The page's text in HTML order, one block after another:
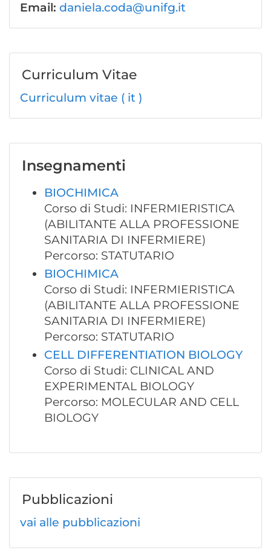
Email: daniela.coda@unifg.it
Curriculum Vitae
Curriculum vitae ( it )
Insegnamenti
BIOCHIMICA
Corso di Studi: INFERMIERISTICA
(ABILITANTE ALLA PROFESSIONE
SANITARIA DI INFERMIERE)
Percorso: STATUTARIO
BIOCHIMICA
Corso di Studi: INFERMIERISTICA
(ABILITANTE ALLA PROFESSIONE
SANITARIA DI INFERMIERE)
Percorso: STATUTARIO
CELL DIFFERENTIATION BIOLOGY
Corso di Studi: CLINICAL AND
EXPERIMENTAL BIOLOGY
Percorso: MOLECULAR AND CELL
BIOLOGY
Pubblicazioni
vai alle pubblicazioni